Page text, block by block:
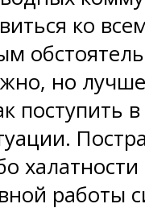
ко
но лучше
поступить
работы